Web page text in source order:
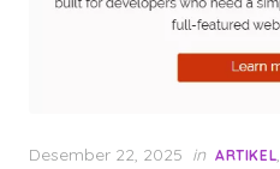
Posted
Desember 22, 2025 in ARTIKEL